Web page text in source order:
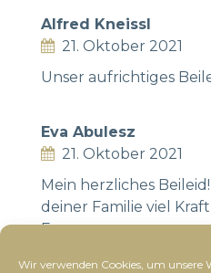
Wir verwenden Cookies, um unsere
Alfred Kneissl
21. Oktober 2021
Unser aufrichtiges
Eva Abulesz
21. Oktober 2021
Mein herzliches
deiner Familie viel
Eva